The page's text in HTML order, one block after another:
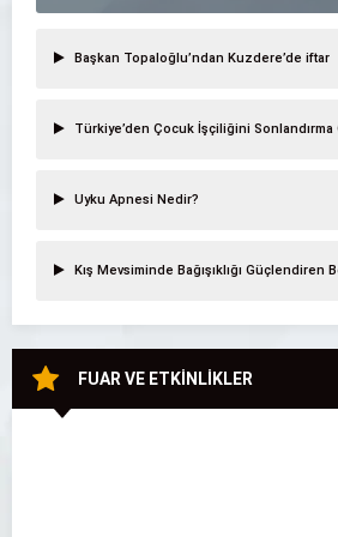
Başkan Topaloğlu’ndan Kuzdere’de iftar
Türkiye’den Çocuk İşçiliğini Sonlandırma
Uyku Apnesi Nedir?
Kış Mevsiminde Bağışıklığı Güçlendiren
FUAR VE ETKİNLİKLER